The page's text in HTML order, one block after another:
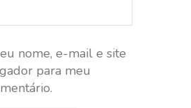
nome, e-mail e site
para meu